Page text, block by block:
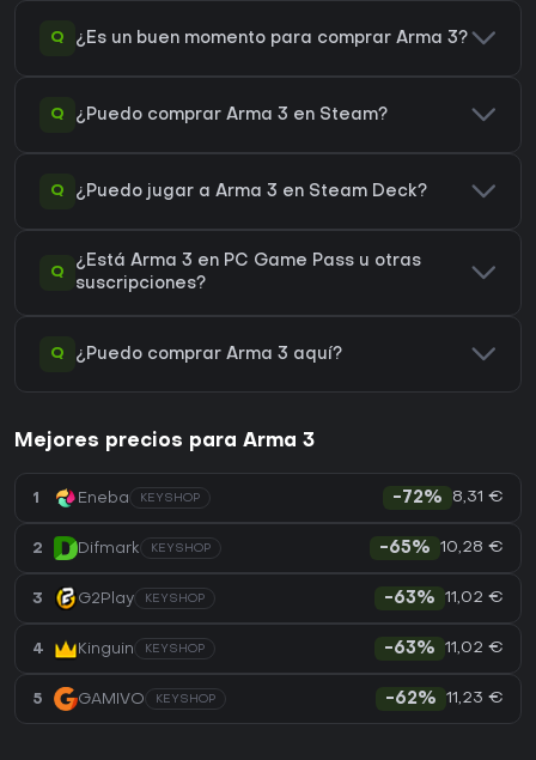
Q ¿Es un buen momento para comprar Arma 3?
Q ¿Puedo comprar Arma 3 en Steam?
Q ¿Puedo jugar a Arma 3 en Steam Deck?
Q
¿Está Arma 3 en PC Game Pass u otras
suscripciones?
Q ¿Puedo comprar Arma 3 aquí?
Mejores precios para Arma 3
1 Eneba KEYSHOP -72% 8,31 €
2 Difmark KEYSHOP -65% 10,28 €
3 G2Play KEYSHOP -63% 11,02 €
4 Kinguin KEYSHOP -63% 11,02 €
5 GAMIVO KEYSHOP -62% 11,23 €